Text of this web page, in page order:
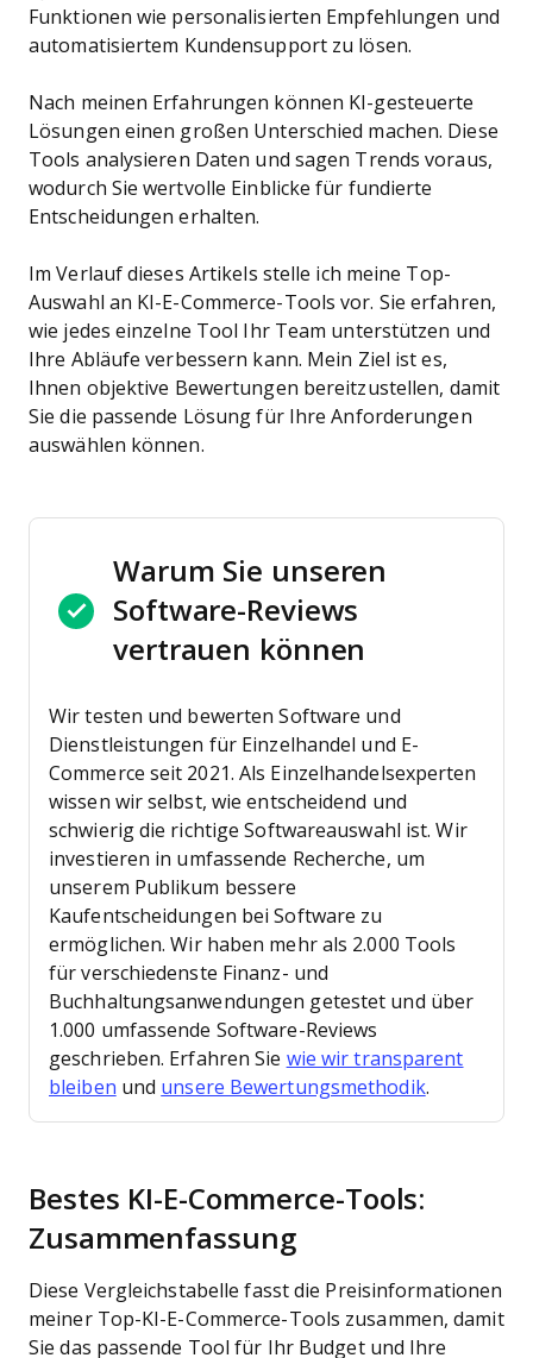
Funktionen wie personalisierten Empfehlungen und
automatisiertem Kundensupport zu lösen.
Nach meinen Erfahrungen können KI-gesteuerte
Lösungen einen großen Unterschied machen. Diese
Tools analysieren Daten und sagen Trends voraus,
wodurch Sie wertvolle Einblicke für fundierte
Entscheidungen erhalten.
Im Verlauf dieses Artikels stelle ich meine Top-
Auswahl an KI-E-Commerce-Tools vor. Sie erfahren,
wie jedes einzelne Tool Ihr Team unterstützen und
Ihre Abläufe verbessern kann. Mein Ziel ist es,
Ihnen objektive Bewertungen bereitzustellen, damit
Sie die passende Lösung für Ihre Anforderungen
auswählen können.
Warum Sie unseren
Software-Reviews
vertrauen können
Wir testen und bewerten Software und
Dienstleistungen für Einzelhandel und E-
Commerce seit 2021. Als Einzelhandelsexperten
wissen wir selbst, wie entscheidend und
schwierig die richtige Softwareauswahl ist. Wir
investieren in umfassende Recherche, um
unserem Publikum bessere
Kaufentscheidungen bei Software zu
ermöglichen. Wir haben mehr als 2.000 Tools
für verschiedenste Finanz- und
Buchhaltungsanwendungen getestet und über
1.000 umfassende Software-Reviews
geschrieben. Erfahren Sie wie wir transparent
bleiben und unsere Bewertungsmethodik.
Bestes KI-E-Commerce-Tools:
Zusammenfassung
Diese Vergleichstabelle fasst die Preisinformationen
meiner Top-KI-E-Commerce-Tools zusammen, damit
Sie das passende Tool für Ihr Budget und Ihre